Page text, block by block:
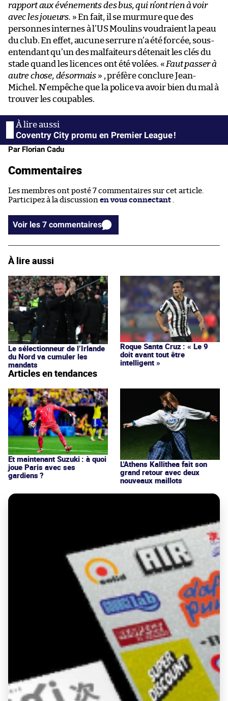
rapport aux événements des bus, qui n’ont rien à voir
avec les joueurs. » En fait, il se murmure que des
personnes internes à l’US Moulins voudraient la peau
du club. En effet, aucune serrure n’a été forcée, sous-
entendant qu’un des malfaiteurs détenait les clés du
stade quand les licences ont été volées. « Faut passer à
autre chose, désormais » , préfère conclure Jean-
Michel. N’empêche que la police va avoir bien du mal à
trouver les coupables.
Coventry City promu en Premier League !
Par Florian Cadu
Commentaires
Les membres ont posté 7 commentaires sur cet article.
Participez à la discussion en vous connectant
Voir les 7 commentaires
À lire aussi
Le sélectionneur de l’Irlande
du Nord va cumuler les
mandats
Roque Santa Cruz : « Le 9
doit avant tout être
intelligent »
Articles en tendances
Et maintenant Suzuki : à quoi
joue Paris avec ses
gardiens ?
L'Athens Kallithea fait son
grand retour avec deux
nouveaux maillots